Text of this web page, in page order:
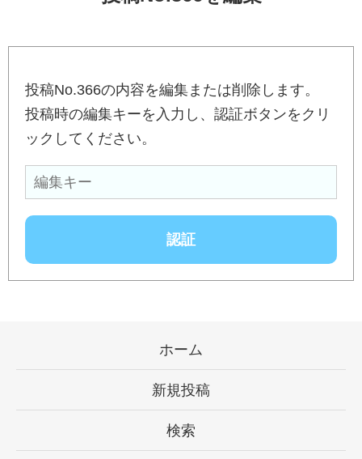
投稿No.366の内容を編集または削除します。
投稿時の編集キーを入力し、認証ボタンをクリ
ックしてください。
ホーム
新規投稿
検索